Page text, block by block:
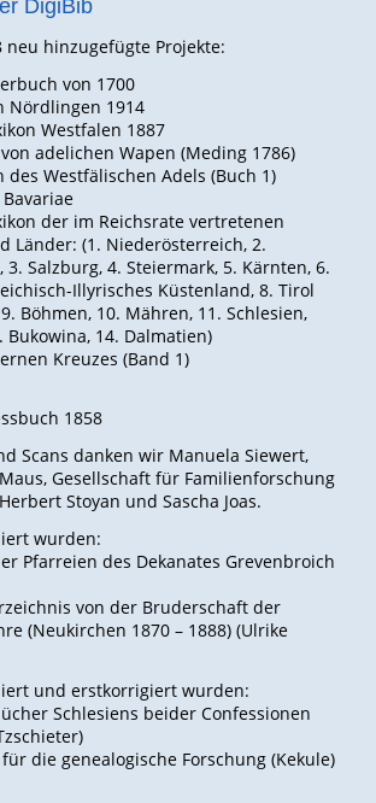
DigiBib
neu hinzugefügte Projekte:
von 1700
Nördlingen 1914
Westfalen 1887
adelichen Wapen (Meding 1786)
des Westfälischen Adels (Buch 1)
der im Reichsrate vertretenen
Länder: (1. Niederösterreich, 2.
Salzburg, 4. Steiermark, 5. Kärnten, 6.
Illyrisches Küstenland, 8. Tirol
Böhmen, 10. Mähren, 11. Schlesien,
Bukowina, 14. Dalmatien)
Kreuzes (Band 1)
1858
Scans danken wir Manuela Siewert,
Gesellschaft für Familienforschung
Stoyan und Sascha Joas.
wurden:
Pfarreien des Dekanates Grevenbroich
von der Bruderschaft der
(Neukirchen 1870 – 1888) (Ulrike
und erstkorrigiert wurden:
Schlesiens beider Confessionen
die genealogische Forschung (Kekule)